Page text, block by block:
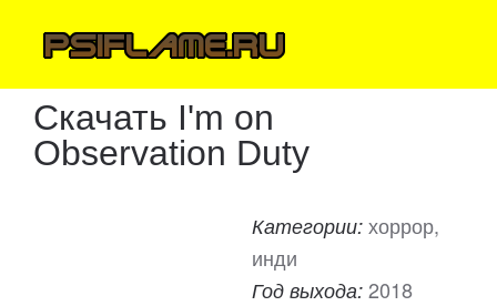
Скачать I'm on
Observation Duty
Категории: хоррор,
инди
Год выхода: 2018